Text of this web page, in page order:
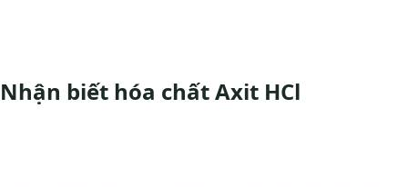
Nhận biết hóa chất Axit HCl